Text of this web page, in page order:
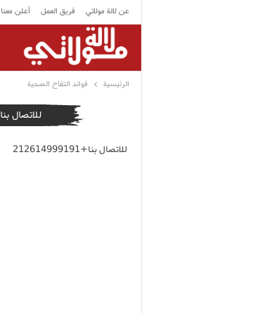
عن لالة مولاتي فريق العمل أعلن معنا
الرئيسية فوائد التفاح الصحية
للاتصال بنا
للاتصال بنا+212614999191